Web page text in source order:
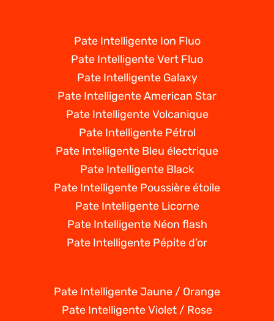
Pate Intelligente Ion Fluo
Pate Intelligente Vert Fluo
Pate Intelligente Galaxy
Pate Intelligente American Star
Pate Intelligente Volcanique
Pate Intelligente Pétrol
Pate Intelligente Bleu électrique
Pate Intelligente Black
Pate Intelligente Poussière étoile
Pate Intelligente Licorne
Pate Intelligente Néon flash
Pate Intelligente Pépite d’or
Pate Intelligente Jaune / Orange
Pate Intelligente Violet / Rose